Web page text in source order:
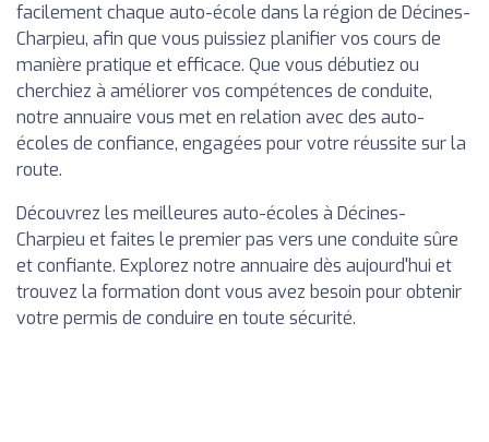
facilement chaque auto-école dans la région de Décines-
Charpieu, afin que vous puissiez planifier vos cours de
manière pratique et efficace. Que vous débutiez ou
cherchiez à améliorer vos compétences de conduite,
notre annuaire vous met en relation avec des auto-
écoles de confiance, engagées pour votre réussite sur la
route.
Découvrez les meilleures auto-écoles à Décines-
Charpieu et faites le premier pas vers une conduite sûre
et confiante. Explorez notre annuaire dès aujourd'hui et
trouvez la formation dont vous avez besoin pour obtenir
votre permis de conduire en toute sécurité.